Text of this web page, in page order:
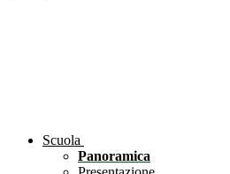
Scuola
Panoramica